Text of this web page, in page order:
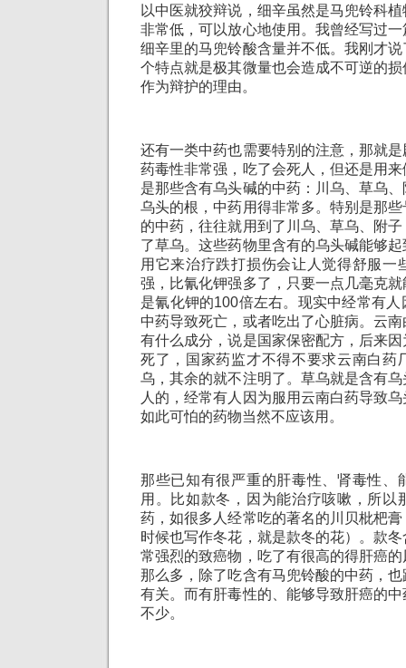
以中医就狡辩说，细辛虽然是马兜铃科
非常低，可以放心地使用。我曾经写过
细辛里的马兜铃酸含量并不低。我刚才
个特点就是极其微量也会造成不可逆的
作为辩护的理由。
还有一类中药也需要特别的注意，那就
药毒性非常强，吃了会死人，但还是用
是那些含有乌头碱的中药：川乌、草乌
乌头的根，中药用得非常多。特别是那
的中药，往往就用到了川乌、草乌、附
了草乌。这些药物里含有的乌头碱能够
用它来治疗跌打损伤会让人觉得舒服一
强，比氰化钾强多了，只要一点几毫克
是氰化钾的100倍左右。现实中经常有
中药导致死亡，或者吃出了心脏病。云
有什么成分，说是国家保密配方，后来
死了，国家药监才不得不要求云南白药
乌，其余的就不注明了。草乌就是含有
人的，经常有人因为服用云南白药导致
如此可怕的药物当然不应该用。
那些已知有很严重的肝毒性、肾毒性、
用。比如款冬，因为能治疗咳嗽，所以
药，如很多人经常吃的著名的川贝枇杷
时候也写作冬花，就是款冬的花）。款
常强烈的致癌物，吃了有很高的得肝癌
那么多，除了吃含有马兜铃酸的中药，
有关。而有肝毒性的、能够导致肝癌的
不少。